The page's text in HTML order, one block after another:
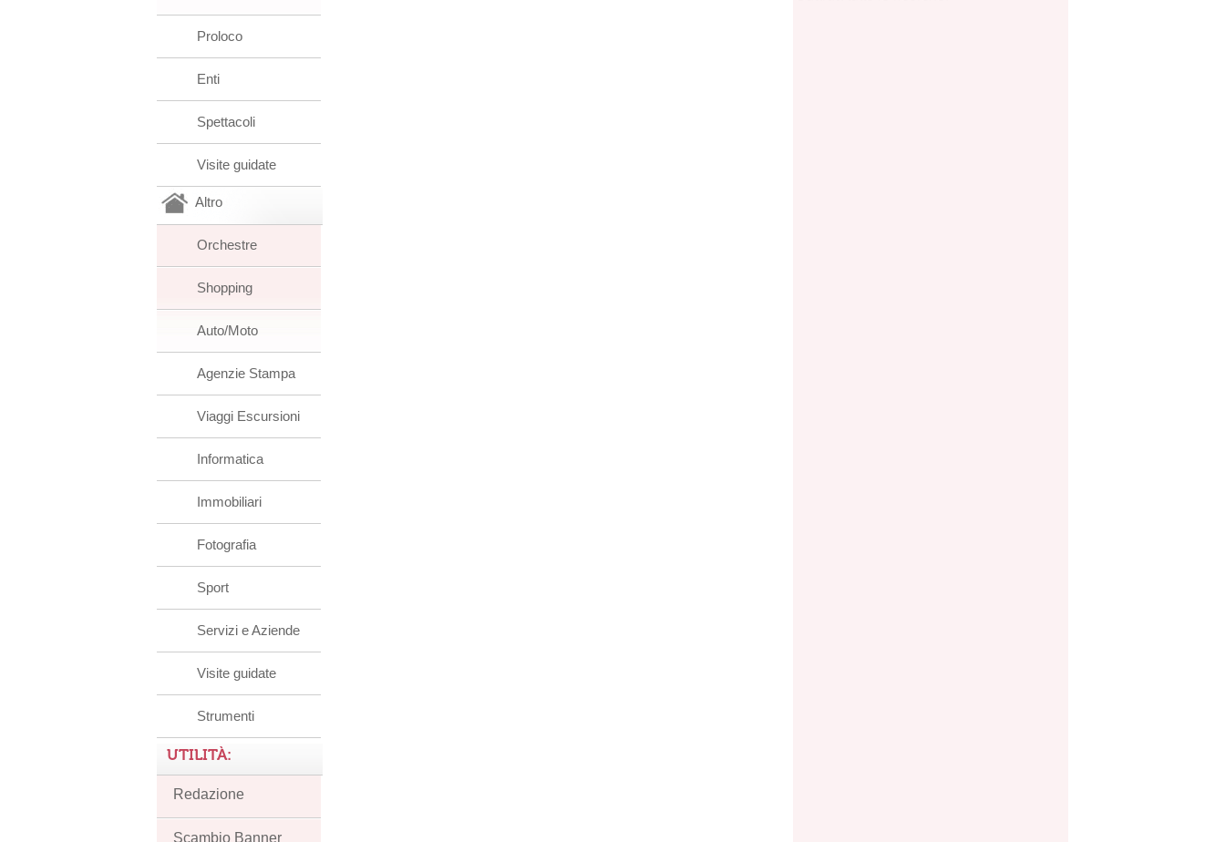
Proloco
Enti
Spettacoli
Visite guidate
Altro
Orchestre
Shopping
Auto/Moto
Agenzie Stampa
Viaggi Escursioni
Informatica
Immobiliari
Fotografia
Sport
Servizi e Aziende
Visite guidate
Strumenti
UTILITÀ:
Redazione
Scambio Banner